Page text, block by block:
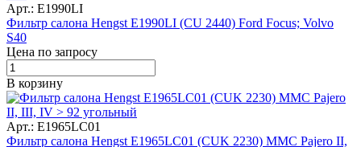
Арт.: E1990LI
Фильтр салона Hengst E1990LI (CU 2440) Ford Focus; Volvo
S40
Цена по запросу
В корзину
Арт.: E1965LC01
Фильтр салона Hengst E1965LC01 (CUK 2230) MMC Pajero II,